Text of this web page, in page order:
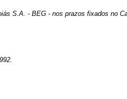
S.A. - BEG - nos prazos fixados no